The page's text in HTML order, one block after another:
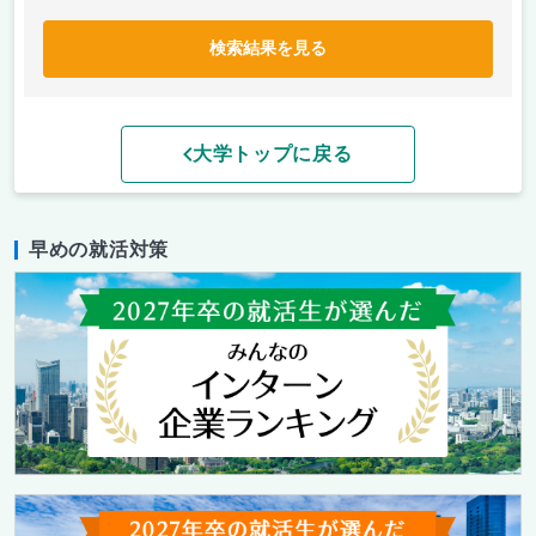
検索結果を見る
大学トップに戻る
早めの就活対策